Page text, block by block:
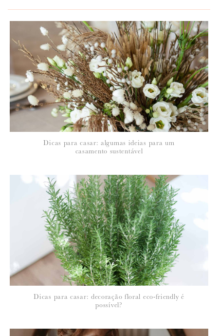
NOME*:
Para saber como tratamos e protegemos os seus dados, leia a nossa
política de privacidade
Dicas para casar: algumas ideias para um
casamento sustentável
Dicas para casar: decoração floral eco-friendly é
possível?